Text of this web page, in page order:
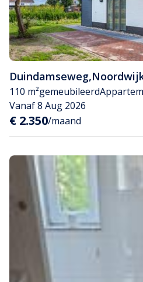
Duindamseweg,
110 m²gemeubileerd
Vanaf 8 Aug 2026
€ 2.350/maand